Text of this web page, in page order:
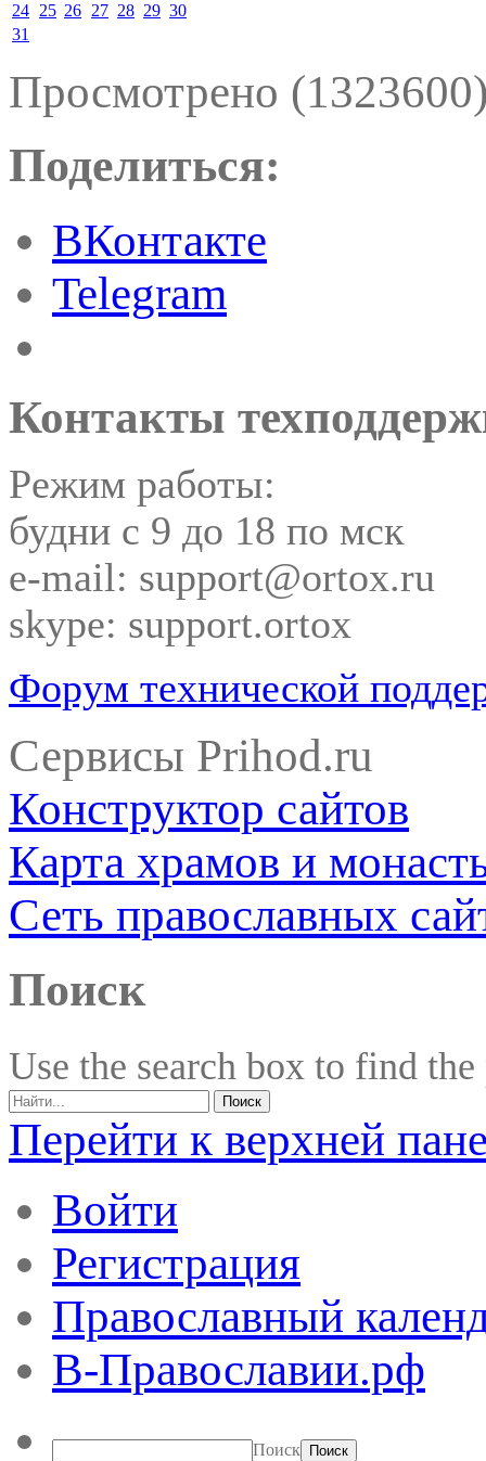
24 25 26 27 28 29 30
31
Просмотрено
Поделиться:
ВКонтакте
Telegram
Контакты
Режим работы:
будни с 9 до 18 по мск
e-mail: support@ortox.ru
skype: support.ortox
Форум технической
Сервисы Prihod.ru
Конструктор сайтов
Карта храмов и
Сеть православных
Поиск
Use the search box to find
Перейти к верхней
Войти
Регистрация
Православный
В-Православии.рф
Поиск